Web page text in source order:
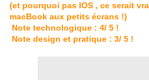
(et pourquoi pas IOS , ce serait
macBook aux petits écrans !)
Note technologique : 4/ 5 !
Note design et pratique : 3/ 5 !